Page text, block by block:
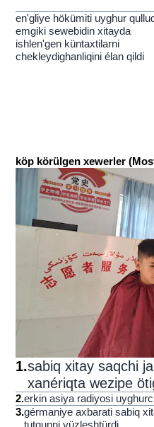
en'gliye hökümiti uyghur
emgiki sewebidin xitayda
ishlen'gen küntaxtilarni
chekleydighanliqini élan qildi
köp körülgen xewerler
1.sabiq xitay saqchi
xanériqta wezipe
2.erkin asiya radiyosi
3.gérmaniye axbarati sabiq
tutqunni yüzleshtürdi